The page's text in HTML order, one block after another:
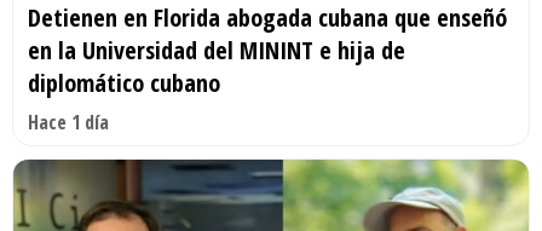
Detienen en Florida abogada cubana que enseñó
en la Universidad del MININT e hija de
diplomático cubano
Hace 1 día